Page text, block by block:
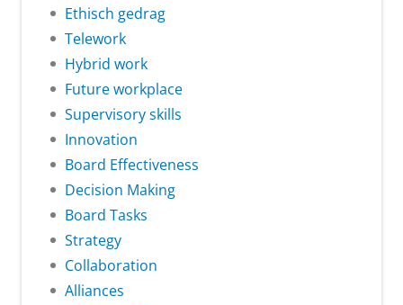
Ethisch gedrag
Telework
Hybrid work
Future workplace
Supervisory skills
Innovation
Board Effectiveness
Decision Making
Board Tasks
Strategy
Collaboration
Alliances